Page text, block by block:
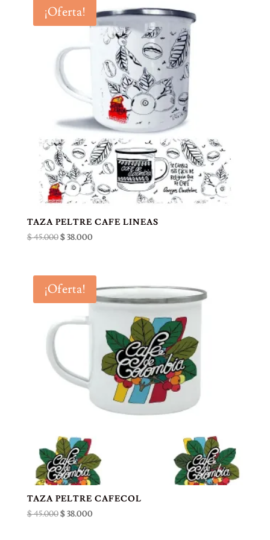
$ 45.000.
$ 38.000.
¡Oferta!
TAZA PELTRE CAFE LINEAS
$45.000El
era:
$ 45.000.
$38.000El
es:
$ 38.000.
¡Oferta!
TAZA PELTRE CAFECOL
$45.000El
$38.000El